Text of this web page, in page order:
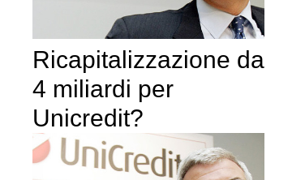
Ricapitalizzazione da
4 miliardi per
Unicredit?